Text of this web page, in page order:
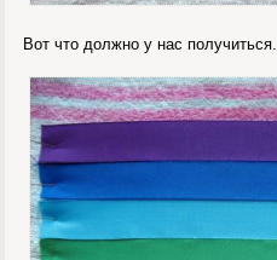
Вот что должно у нас получиться.